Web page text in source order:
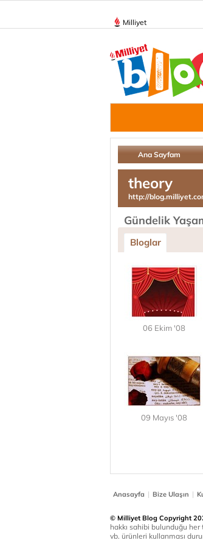
Milliyet
Ana Sayfam
theory
http://
Gündelik
Bloglar
06 Ekim '08
09 Mayıs '08
Anasayfa | Bize Ulaşın |
© Milliyet Blog Copyright
hakkı sahibi bulunduğu
vb. ürünleri kullanması